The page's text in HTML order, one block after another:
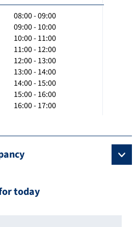
08:00 - 09:00
09:00 - 10:00
10:00 - 11:00
11:00 - 12:00
12:00 - 13:00
13:00 - 14:00
14:00 - 15:00
15:00 - 16:00
16:00 - 17:00
today